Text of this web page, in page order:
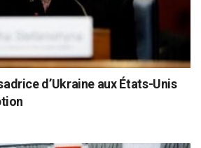
d’Ukraine aux États-Unis